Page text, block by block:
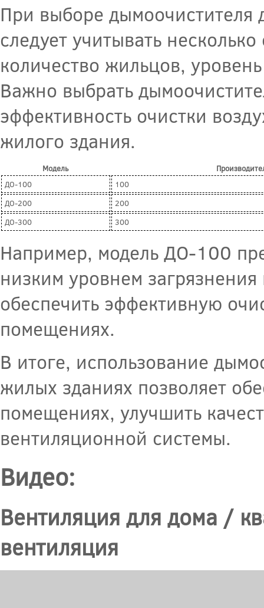
При выборе дымоочистителя
следует учитывать
количество жильцов,
Важно выбрать
эффективность очистки
жилого здания.
Модель
ДО-100
100
ДО-200
200
ДО-300
300
Например, модель ДО-100
низким уровнем
обеспечить эффективную
помещениях.
В итоге, использование
жилых зданиях позволяет
помещениях, улучшить
вентиляционной системы.
Видео:
Вентиляция для дома /
вентиляция